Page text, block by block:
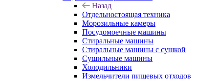
Назад
Отдельностоящая техника
Морозильные камеры
Посудомоечные машины
Стиральные машины
Стиральные машины с сушкой
Сушильные машины
Холодильники
Измельчители пищевых отходов